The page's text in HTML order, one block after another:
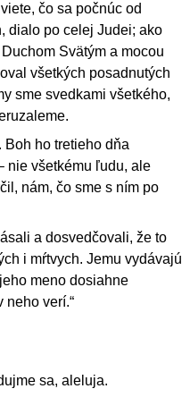
čo sa počnúc od
dialo po celej Judei; ako
Svätým a mocou
všetkých posadnutých
sme svedkami všetkého,
ho tretieho dňa
nie všetkému ľudu, ale
nám, čo sme s ním po
a dosvedčovali, že to
i mŕtvych. Jemu vydávajú
meno dosiahne
neho verí.“
sa, aleluja.